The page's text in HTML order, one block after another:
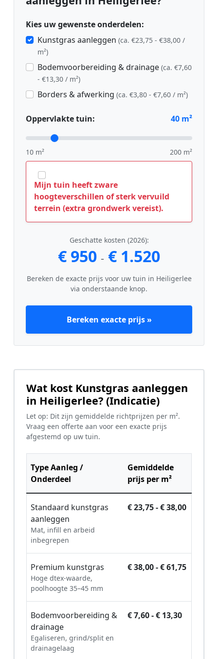
Kies uw gewenste onderdelen:
Kunstgras aanleggen (ca. €23,75 - €38,00 /
m²)
Bodemvoorbereiding & drainage (ca. €7,60
- €13,30 / m²)
Borders & afwerking (ca. €3,80 - €7,60 / m²)
Oppervlakte tuin: 40 m²
10 m² 200 m²
Mijn tuin heeft zware
hoogteverschillen of sterk vervuild
terrein (extra grondwerk vereist).
Geschatte kosten (2026):
€ 950 - € 1.520
Bereken de exacte prijs voor uw tuin in Heiligerlee
via onderstaande knop.
Bereken exacte prijs »
Wat kost Kunstgras aanleggen
in Heiligerlee? (Indicatie)
Let op: Dit zijn gemiddelde richtprijzen per m².
Vraag een offerte aan voor een exacte prijs
afgestemd op uw tuin.
Type Aanleg /
Onderdeel
Gemiddelde
prijs per m²
Standaard kunstgras
aanleggen
Mat, infill en arbeid
inbegrepen
€ 23,75 - € 38,00
Premium kunstgras
Hoge dtex-waarde,
poolhoogte 35–45 mm
€ 38,00 - € 61,75
Bodemvoorbereiding &
drainage
Egaliseren, grind/split en
drainagelaag
€ 7,60 - € 13,30